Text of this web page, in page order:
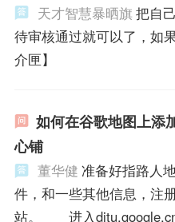
天才智慧暴晒旗 把自
待审核通过就可以了，如
介匣】
如何在谷歌地图上添
心铺
董华健 准备好指路人
件，和一些其他信息，注
站。 进入ditu.google.cn